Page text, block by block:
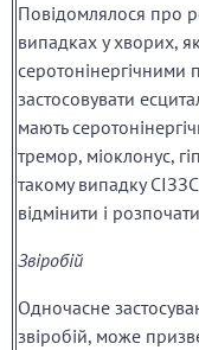
Повідомлялося про
випадках у хворих,
серотонінергічними
застосовувати
мають
тремор, міоклонус,
такому випадку
відмінити і
Звіробій
Одночасне
звіробій, може